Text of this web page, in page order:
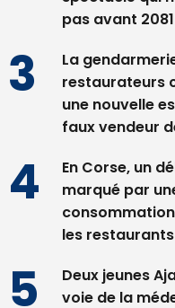
aux premières
pas avant 2081
La
restaurateurs
faux vendeur
En Corse, un
marqué par une
les restaurants